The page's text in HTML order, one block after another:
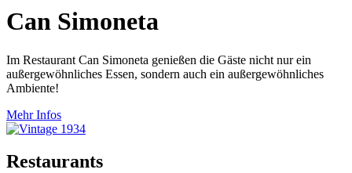
Can Simoneta
Im Restaurant Can Simoneta genießen die Gäste nicht nur ein
außergewöhnliches Essen, sondern auch ein außergewöhnliches
Ambiente!
Mehr Infos
Restaurants